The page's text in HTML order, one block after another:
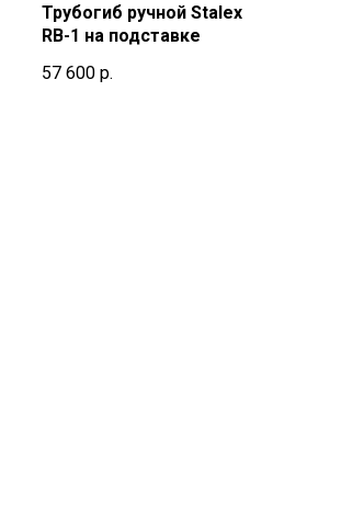
Трубогиб ручной Stalex
RB-1 на подставке
57 600 р.